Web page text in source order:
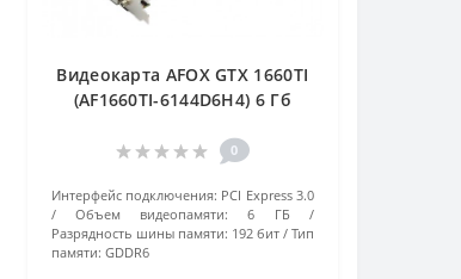
Видеокарта AFOX GTX 1660TI
(AF1660TI-6144D6H4) 6 Гб
0
Интерфейс подключения: PCI Express 3.0
Объем видеопамяти:
6 ГБ
Разрядность шины памяти: 192 бит
Тип
памяти: GDDR6